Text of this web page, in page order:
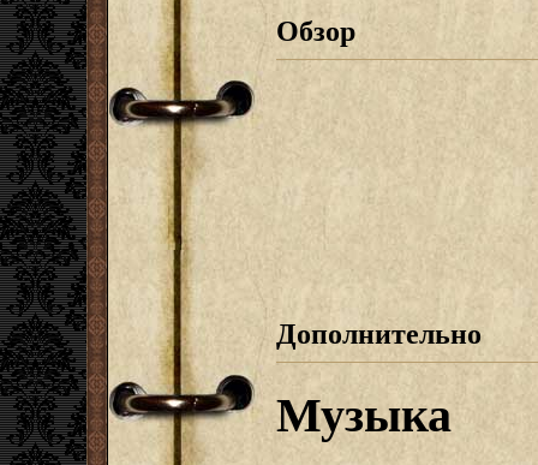
Обзор
Дополнительно
Музыка